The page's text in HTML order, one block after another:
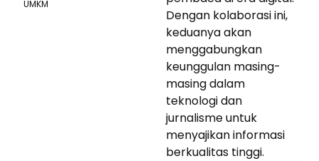
Dengan kolaborasi ini,
keduanya akan
menggabungkan
keunggulan masing-
masing dalam
teknologi dan
jurnalisme untuk
menyajikan informasi
berkualitas tinggi.
UMKM